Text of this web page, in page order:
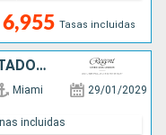
6,955 Tasas incluidas
SAN MARTÍN, PUERTO RICO, ESTADOS UNIDOS
Miami 29/01/2029
incluidas